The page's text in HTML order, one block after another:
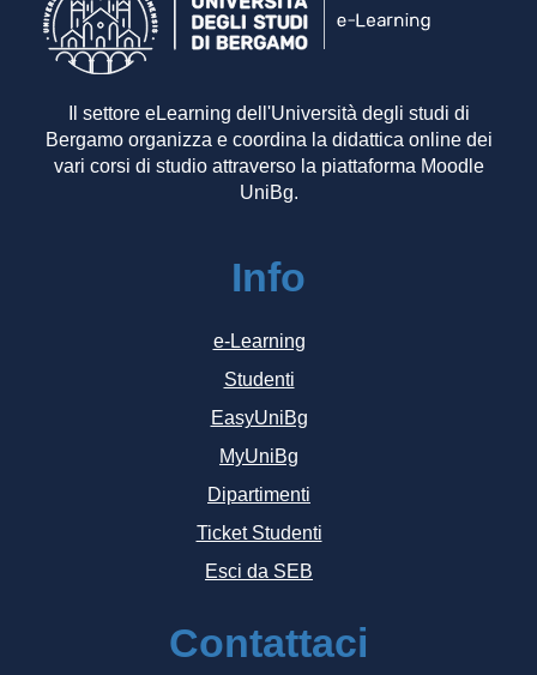
Il settore eLearning dell'Università degli studi di
Bergamo organizza e coordina la didattica online dei
vari corsi di studio attraverso la piattaforma Moodle
UniBg.
Info
e-Learning
Studenti
EasyUniBg
MyUniBg
Dipartimenti
Ticket Studenti
Esci da SEB
Contattaci